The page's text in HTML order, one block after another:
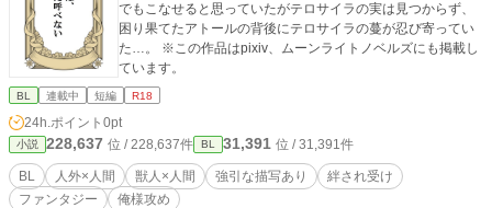
でもこなせると思っていたがテロサイラの実は見つからず、
困り果てたアトールの背後にテロサイラの蔓が忍び寄ってい
た…。 ※この作品はpixiv、ムーンライトノベルズにも掲載し
ています。
BL 連載中 短編 R18
24h.ポイント 0pt
小説 228,637 位 / 228,637件 BL 31,391 位 / 31,391件
BL 人外×人間 獣人×人間 強引な描写あり
絆され受け
ファンタジー
俺様攻め